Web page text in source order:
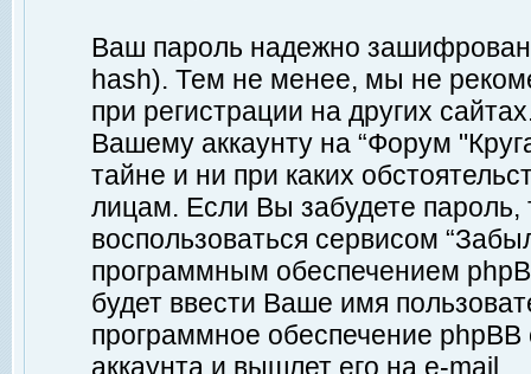
Ваш пароль надежно
hash). Тем не менее, мы не
при регистрации на других
Вашему аккаунту на “Форум
тайне и ни при каких
лицам. Если Вы забудете пароль,
воспользоваться сервисом
программным обеспечением
будет ввести Ваше имя
программное обеспечение
аккаунта и вышлет его на e-mail.